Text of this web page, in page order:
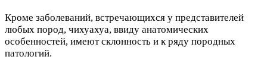
Кроме заболеваний, встречающихся у представителей
любых пород, чихуахуа, ввиду анатомических
особенностей, имеют склонность и к ряду породных
патологий.